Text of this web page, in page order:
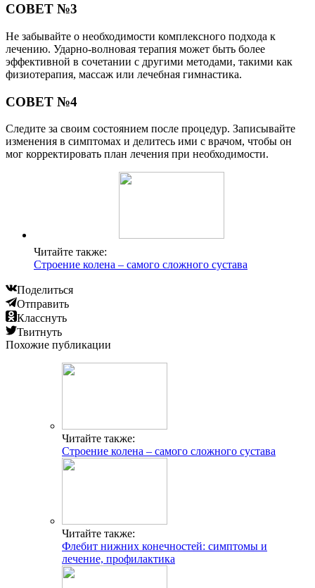
СОВЕТ №3
Не забывайте о необходимости комплексного подхода к
лечению. Ударно-волновая терапия может быть более
эффективной в сочетании с другими методами, такими как
физиотерапия, массаж или лечебная гимнастика.
СОВЕТ №4
Следите за своим состоянием после процедур. Записывайте
изменения в симптомах и делитесь ими с врачом, чтобы он
мог корректировать план лечения при необходимости.
Читайте также:
Строение колена – самого сложного сустава
Поделиться
Отправить
Класснуть
Твитнуть
Похожие публикации
Читайте также:
Строение колена – самого сложного сустава
Читайте также:
Флебит нижних конечностей: симптомы и
лечение, профилактика